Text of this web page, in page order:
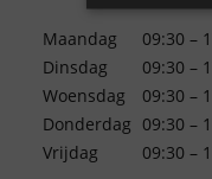
Maandag
Dinsdag
Woensdag
Donderdag
Vrijdag
09:30 –
09:30 –
09:30 –
09:30 –
09:30 –